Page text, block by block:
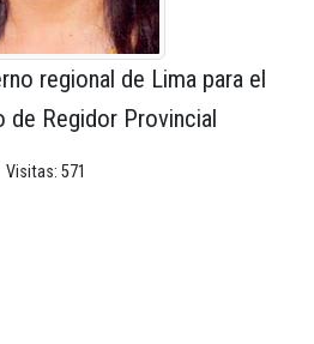
regional de Lima para el
de Regidor Provincial
Visitas: 571